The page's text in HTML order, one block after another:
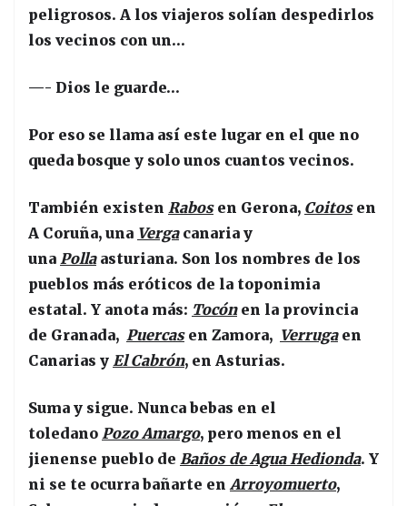
peligrosos. A los viajeros solían despedirlos
los vecinos con un…
—- Dios le guarde…
Por eso se llama así este lugar en el que no
queda bosque y solo unos cuantos vecinos.
También existen Rabosen Gerona, Coitosen
A Coruña, una Vergacanaria y
una Pollaasturiana. Son los nombres de los
pueblos más eróticos de la toponimia
estatal. Y anota más: Tocónen la provincia
de Granada, Puercasen Zamora, Verrugaen
Canarias y El Cabrón, en Asturias.
Suma y sigue. Nunca bebas en el
toledano Pozo Amargo, pero menos en el
jienense pueblo de Baños de Agua Hedionda. Y
ni se te ocurra bañarte enArroyomuerto,